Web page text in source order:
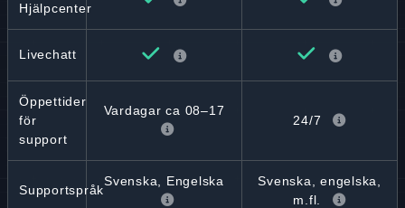
Hjälpcenter
Livechatt
Öppettider
för
support
Vardagar ca 08–17
24/7
Supportspråk
Svenska, Engelska
Svenska, engelska,
m.fl.